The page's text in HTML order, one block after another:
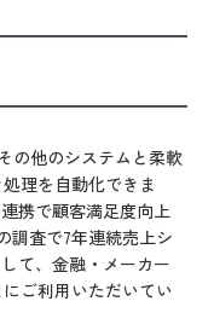
の他のシステムと柔軟
理を自動化できま
携で顧客満足度向上
調査で7年連続売上シ
て、金融・メーカー
ご利用いただいてい